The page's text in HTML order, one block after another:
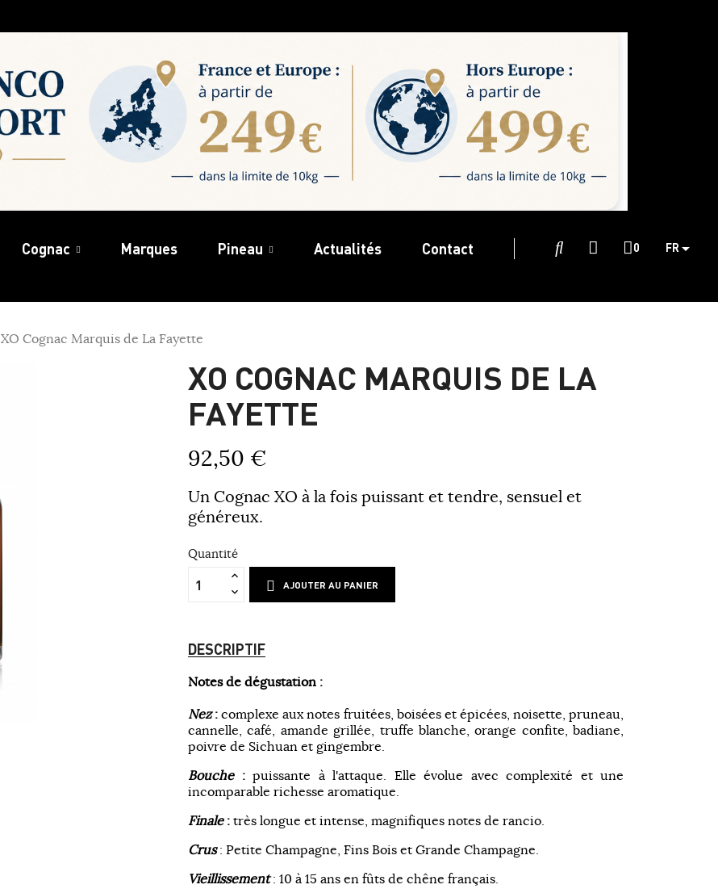
Cognac Marques Pineau Actualités Contact 0 FR
XO Cognac Marquis de La Fayette
XO COGNAC MARQUIS DE LA
FAYETTE
92,50 €
Un Cognac XO à la fois puissant et tendre, sensuel et
généreux.
Quantité
AJOUTER AU PANIER
DESCRIPTIF
Notes de dégustation :
Nez:complexe aux notes fruitées, boisées et épicées, noisette, pruneau,
cannelle, café, amande grillée, truffe blanche, orange confite, badiane,
poivre de Sichuan et gingembre.
Bouche: puissante à l'attaque. Elle évolue avec complexité et une
incomparable richesse aromatique.
Finale: très longue et intense, magnifiques notes de rancio.
Crus: Petite Champagne, Fins Bois et Grande Champagne.
Vieillissement: 10 à 15 ans en fûts de chêne français.